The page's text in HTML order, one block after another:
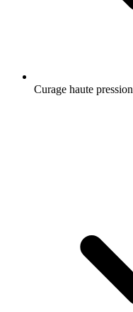
Curage haute pression